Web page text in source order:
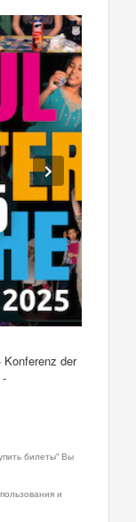
der
билеты" Вы
и